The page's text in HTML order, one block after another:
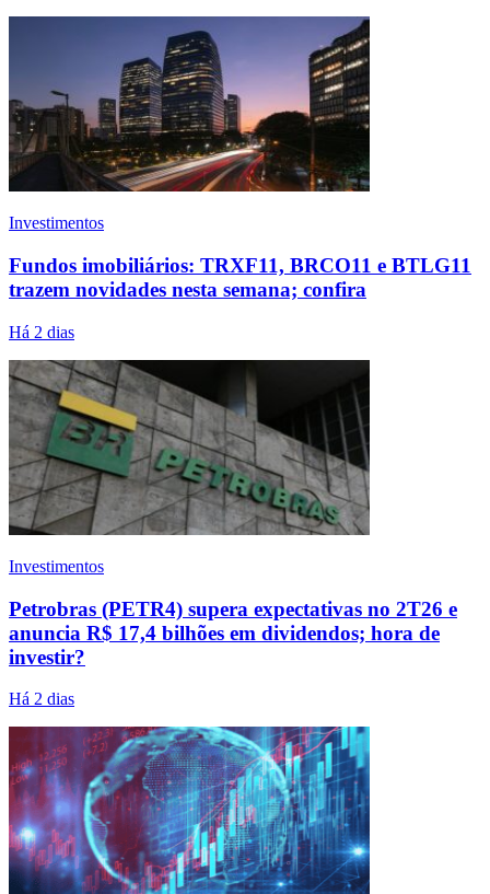
Investimentos
Fundos imobiliários: TRXF11, BRCO11 e BTLG11
trazem novidades nesta semana; confira
Há 2 dias
Investimentos
Petrobras (PETR4) supera expectativas no 2T26 e
anuncia R$ 17,4 bilhões em dividendos; hora de
investir?
Há 2 dias